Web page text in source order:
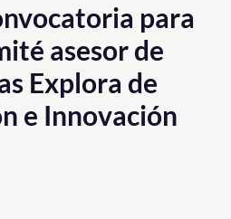
para
asesor de
Explora de
e Innovación